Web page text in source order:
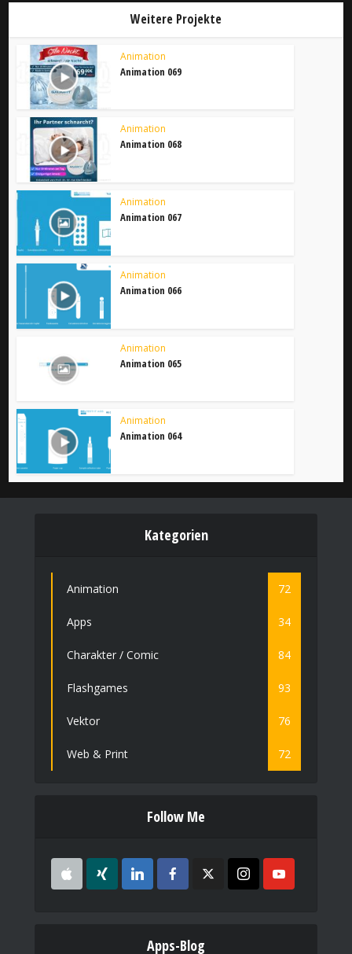
Weitere Projekte
Animation
Animation 069
Animation
Animation 068
Animation
Animation 067
Animation
Animation 066
Animation
Animation 065
Animation
Animation 064
Kategorien
Animation 72
Apps 34
Charakter / Comic 84
Flashgames 93
Vektor 76
Web & Print 72
Follow Me
Apps-Blog